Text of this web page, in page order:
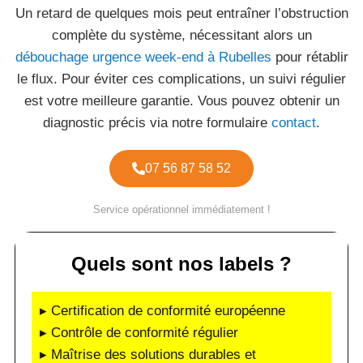
Un retard de quelques mois peut entraîner l’obstruction
complète du système, nécessitant alors un
débouchage urgence week-end à Rubelles pour rétablir
le flux. Pour éviter ces complications, un suivi régulier
est votre meilleure garantie. Vous pouvez obtenir un
diagnostic précis via notre formulaire contact.
07 56 87 58 52
Service opérationnel immédiatement !
Quels sont nos labels ?
▸ Certification de conformité européenne
▸ Contrôle de conformité régulier
▸ Maîtrise des solutions durables et